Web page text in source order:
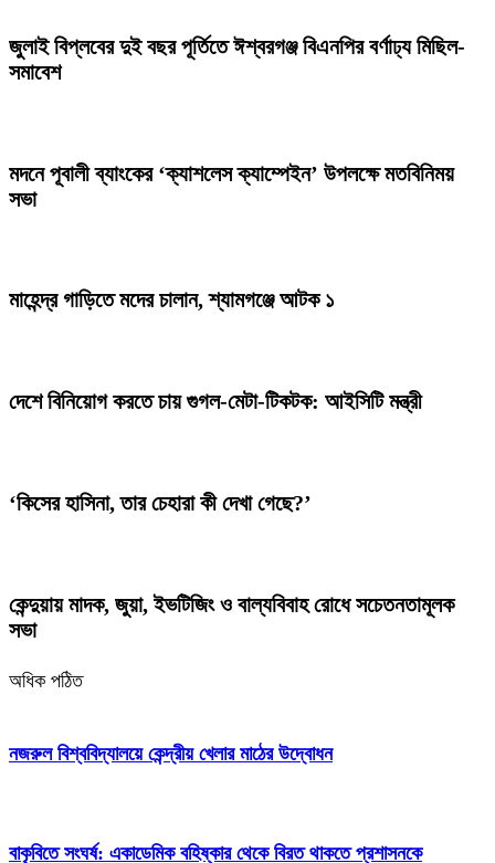
জুলাই বিপ্লবের দুই বছর পূর্তিতে ঈশ্বরগঞ্জ বিএনপির বর্ণাঢ্য মিছিল-
সমাবেশ
মদনে পূবালী ব্যাংকের ‘ক্যাশলেস ক্যাম্পেইন’ উপলক্ষে মতবিনিময়
সভা
মাহেন্দ্র গাড়িতে মদের চালান, শ্যামগঞ্জে আটক ১
দেশে বিনিয়োগ করতে চায় গুগল-মেটা-টিকটক: আইসিটি মন্ত্রী
‘কিসের হাসিনা, তার চেহারা কী দেখা গেছে?’
কেন্দুয়ায় মাদক, জুয়া, ইভটিজিং ও বাল্যবিবাহ রোধে সচেতনতামূলক
সভা
অধিক পঠিত
নজরুল বিশ্ববিদ্যালয়ে কেন্দ্রীয় খেলার মাঠের উদ্বোধন
বাকৃবিতে সংঘর্ষ: একাডেমিক বহিষ্কার থেকে বিরত থাকতে প্রশাসনকে